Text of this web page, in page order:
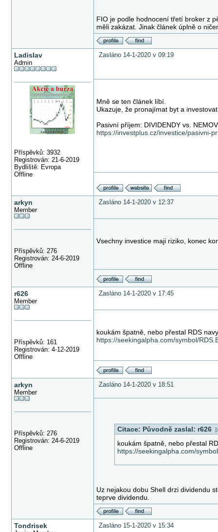
FIO je podle hodnocení třetí broker z
měli zakázat. Jinak článek úplně o
Ladislav
Admin
Příspěvků: 3932
Registrován: 21-6-2019
Bydliště: Evropa
Offline
Zasláno 14-1-2020 v 09:19
Mně se ten článek líbí.
Ukazuje, že pronajímat byt a
Pasivní příjem: DIVIDENDY vs.
https://investplus.cz/investice/pasivni-
arkyn
Member
Příspěvků: 276
Registrován: 24-6-2019
Offline
Zasláno 14-1-2020 v 12:37
Vsechny investice maji riziko, konec
r626
Member
Příspěvků: 161
Registrován: 4-12-2019
Offline
Zasláno 14-1-2020 v 17:45
koukám špatně, nebo přestal RDS
https://seekingalpha.com/symbol/
arkyn
Member
Příspěvků: 276
Registrován: 24-6-2019
Offline
Zasláno 14-1-2020 v 18:51
Citace: Původně zaslal: r626
koukám špatně, nebo přestal
https://seekingalpha.com/
Uz nejakou dobu Shell drzi dividendu
teprve dividendu.
Tondrisek Zasláno 15-1-2020 v 15:34